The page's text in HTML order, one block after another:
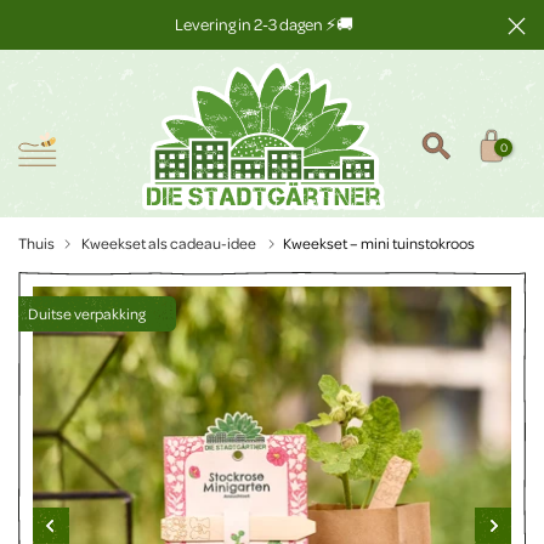
naar
Levering in 2-3 dagen ⚡🚚
0
Thuis Kweekset als cadeau-idee Kweekset – mini tuinstokroos
Duitse verpakking